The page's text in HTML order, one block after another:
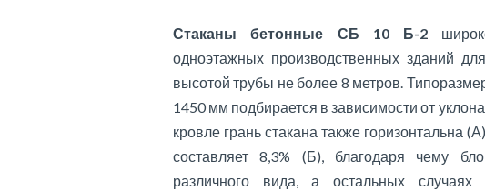
Стаканы бетонные СБ 10 Б-2
одноэтажных производственных зданий
высотой трубы не более 8 метров.
1450 мм подбирается в зависимости от
кровле грань стакана также горизонтальна
составляет 8,3% (Б), благодаря чему
различного вида, а остальных случаях